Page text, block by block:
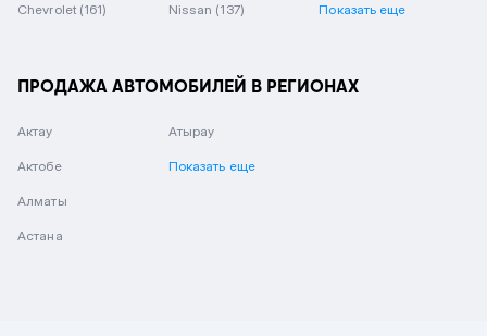
Chevrolet (161) Nissan (137) Показать еще
ПРОДАЖА АВТОМОБИЛЕЙ В РЕГИОНАХ
Актау
Актобе
Алматы
Астана
Атырау
Показать еще